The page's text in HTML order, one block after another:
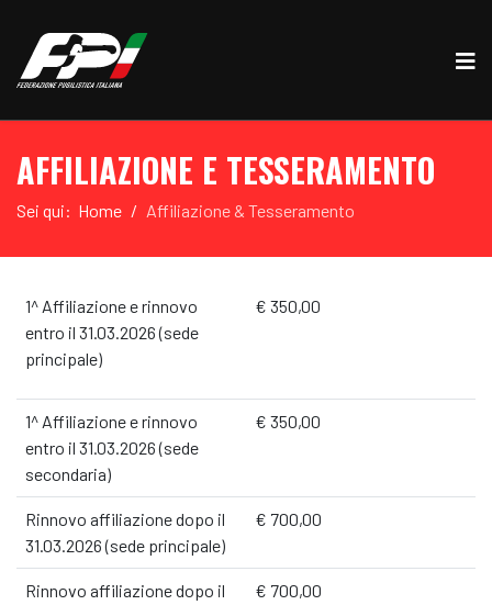
AFFILIAZIONE E TESSERAMENTO
Sei qui: Home Affiliazione & Tesseramento
1^ Affiliazione e rinnovo
entro il 31.03.2026 (sede
principale)
€ 350,00
1^ Affiliazione e rinnovo
entro il 31.03.2026 (sede
secondaria)
€ 350,00
Rinnovo affiliazione dopo il
31.03.2026 (sede principale)
€ 700,00
Rinnovo affiliazione dopo il
€ 700,00